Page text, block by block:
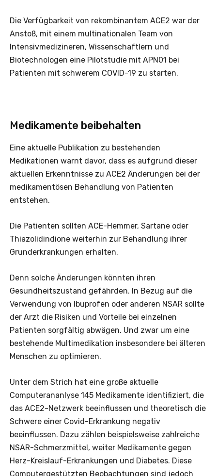
Die Verfügbarkeit von rekombinantem ACE2 war der
Anstoß, mit einem multinationalen Team von
Intensivmedizineren, Wissenschaftlern und
Biotechnologen eine Pilotstudie mit APN01 bei
Patienten mit schwerem COVID-19 zu starten.
Medikamente beibehalten
Eine aktuelle Publikation zu bestehenden
Medikationen warnt davor, dass es aufgrund dieser
aktuellen Erkenntnisse zu ACE2 Änderungen bei der
medikamentösen Behandlung von Patienten
entstehen.
Die Patienten sollten ACE-Hemmer, Sartane oder
Thiazolidindione weiterhin zur Behandlung ihrer
Grunderkrankungen erhalten.
Denn solche Änderungen könnten ihren
Gesundheitszustand gefährden. In Bezug auf die
Verwendung von Ibuprofen oder anderen NSAR sollte
der Arzt die Risiken und Vorteile bei einzelnen
Patienten sorgfältig abwägen. Und zwar um eine
bestehende Multimedikation insbesondere bei älteren
Menschen zu optimieren.
Unter dem Strich hat eine große aktuelle
Computerananlyse 145 Medikamente identifiziert, die
das ACE2-Netzwerk beeinflussen und theoretisch die
Schwere einer Covid-Erkrankung negativ
beeinflussen. Dazu zählen beispielsweise zahlreiche
NSAR-Schmerzmittel, weiter Medikamente gegen
Herz-Kreislauf-Erkrankungen und Diabetes. Diese
Computergestützten Beobachtungen sind jedoch